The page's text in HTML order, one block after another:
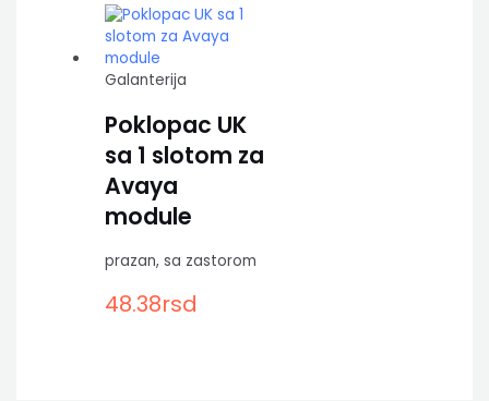
Galanterija
Poklopac UK
sa 1 slotom za
Avaya
module
prazan, sa zastorom
48.38rsd